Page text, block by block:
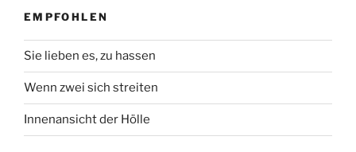
EMPFOHLEN
Sie lieben es, zu hassen
Wenn zwei sich streiten
Innenansicht der Hölle